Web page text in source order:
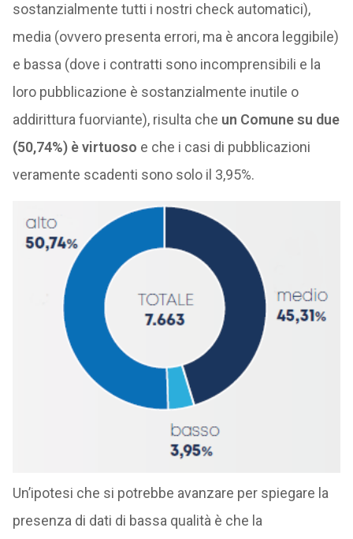
sostanzialmente tutti i nostri check automatici),
media (ovvero presenta errori, ma è ancora leggibile)
e bassa (dove i contratti sono incomprensibili e la
loro pubblicazione è sostanzialmente inutile o
addirittura fuorviante), risulta che un Comune su due
(50,74%) è virtuoso e che i casi di pubblicazioni
veramente scadenti sono solo il 3,95%.
Un’ipotesi che si potrebbe avanzare per spiegare la
presenza di dati di bassa qualità è che la